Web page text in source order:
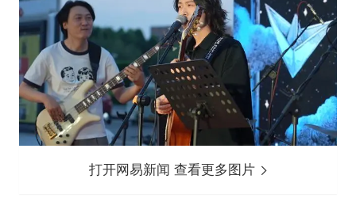
打开网易新闻 查看更多图片